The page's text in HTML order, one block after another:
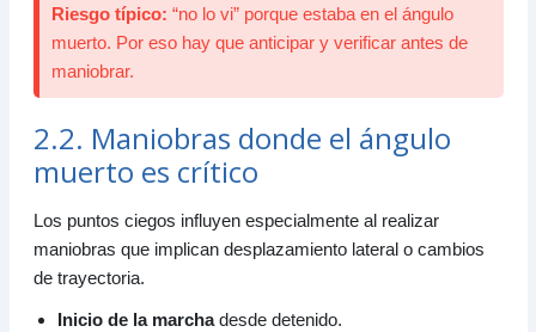
Riesgo típico: “no lo vi” porque estaba en el ángulo
muerto. Por eso hay que anticipar y verificar antes de
maniobrar.
2.2. Maniobras donde el ángulo
muerto es crítico
Los puntos ciegos influyen especialmente al realizar
maniobras que implican desplazamiento lateral o cambios
de trayectoria.
Inicio de la marchadesde detenido.